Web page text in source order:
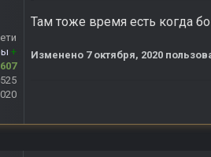
+
Там тоже время есть когда
Изменено 7 октября, 2020